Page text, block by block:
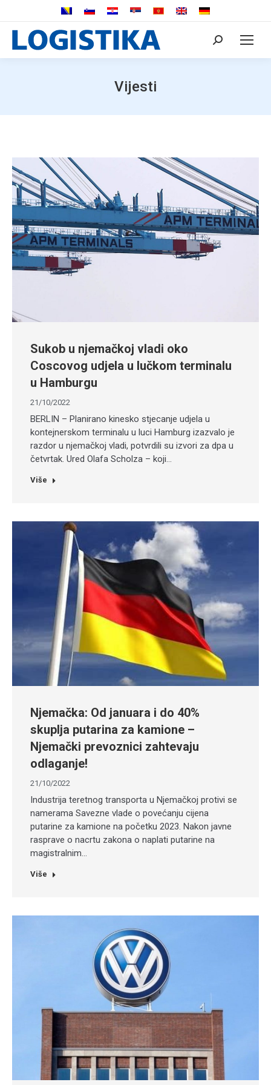
Search:
Vijesti
Sukob u njemačkoj vladi oko
Coscovog udjela u lučkom terminalu
u Hamburgu
21/10/2022
BERLIN – Planirano kinesko stjecanje udjela u
kontejnerskom terminalu u luci Hamburg izazvalo je
razdor u njemačkoj vladi, potvrdili su izvori za dpa u
četvrtak. Ured Olafa Scholza – koji…
Više
Njemačka: Od januara i do 40%
skuplja putarina za kamione –
Njemački prevoznici zahtevaju
odlaganje!
21/10/2022
Industrija teretnog transporta u Njemačkoj protivi se
namerama Savezne vlade o povećanju cijena
putarine za kamione na početku 2023. Nakon javne
rasprave o nacrtu zakona o naplati putarine na
magistralnim…
Više